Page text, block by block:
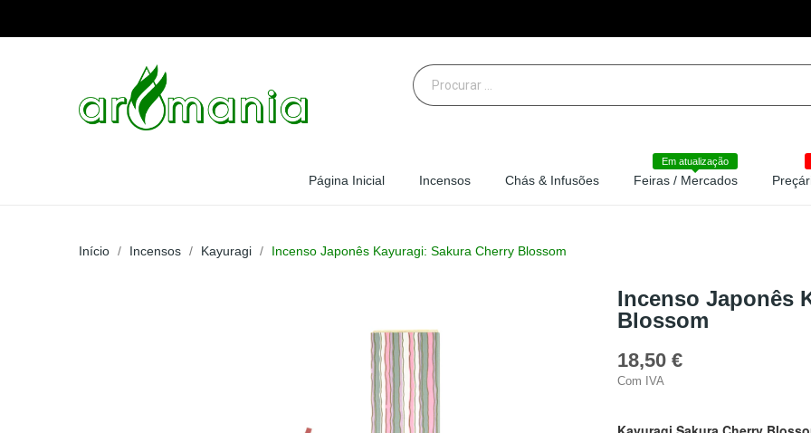
Página Inicial Incensos Chás & Infusões Feiras / Mercados
Em atualização
Início Incensos Kayuragi Incenso Japonês Kayuragi: Sakura Cherry Blossom
Incenso Japonês
Blossom
18,50 €
Com IVA